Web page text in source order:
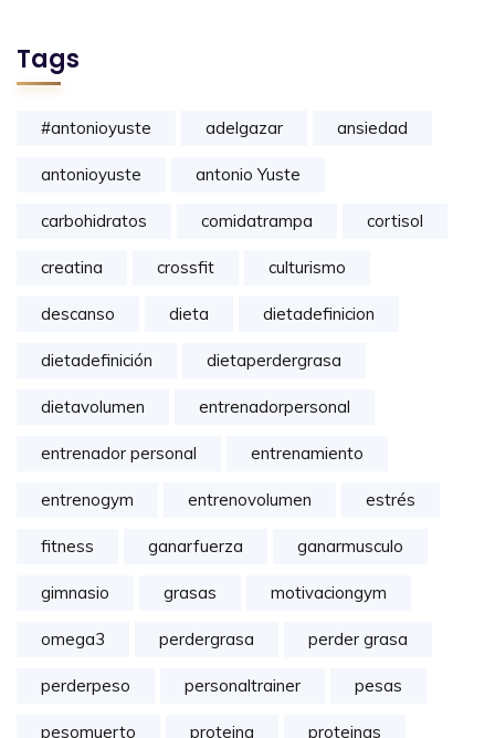
Tags
#antonioyuste adelgazar ansiedad
antonioyuste antonio Yuste
carbohidratos comidatrampa cortisol
creatina crossfit culturismo
descanso dieta dietadefinicion
dietadefinición dietaperdergrasa
dietavolumen entrenadorpersonal
entrenador personal entrenamiento
entrenogym entrenovolumen estrés
fitness ganarfuerza ganarmusculo
gimnasio grasas motivaciongym
omega3 perdergrasa perder grasa
perderpeso personaltrainer pesas
pesomuerto proteina proteinas